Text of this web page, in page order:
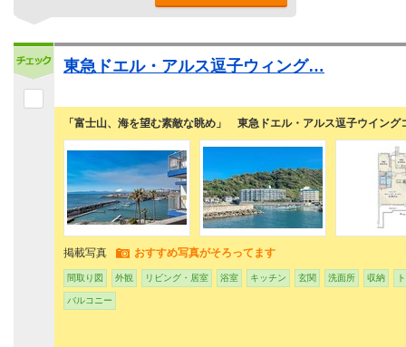
東急ドエル・アルス逗子ウィング…
「富士山、海を望む素敵な眺め」 東急ドエル・アルス逗子ウイング
掲載写真 おすすめ写真がそろってます
間取り図 外観 リビング・居室 浴室 キッチン 玄関 洗面所 収納
バルコニー